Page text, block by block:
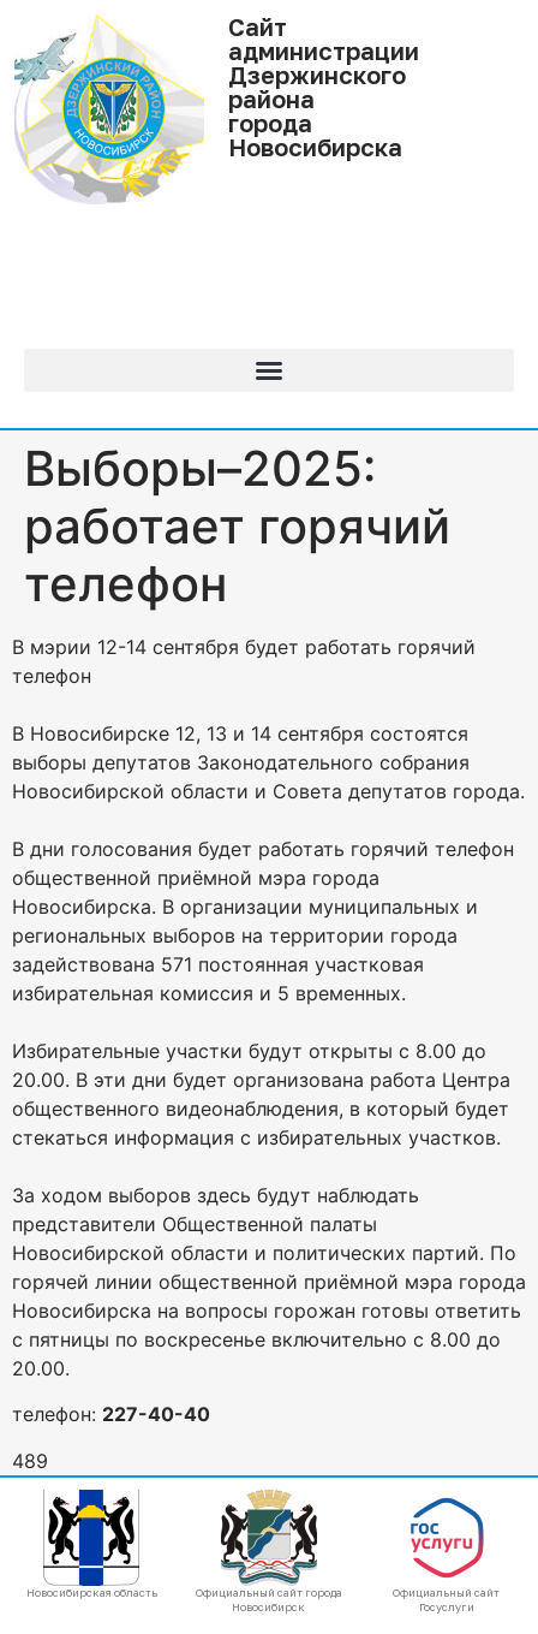
Cайт
администрации
Дзержинского
района
города
Новосибирска
Выборы–2025:
работает горячий
телефон
В мэрии 12-14 сентября будет работать горячий
телефон
В Новосибирске 12, 13 и 14 сентября состоятся
выборы депутатов Законодательного собрания
Новосибирской области и Совета депутатов города.
В дни голосования будет работать горячий телефон
общественной приёмной мэра города
Новосибирска. В организации муниципальных и
региональных выборов на территории города
задействована 571 постоянная участковая
избирательная комиссия и 5 временных.
Избирательные участки будут открыты с 8.00 до
20.00. В эти дни будет организована работа Центра
общественного видеонаблюдения, в который будет
стекаться информация с избирательных участков.
За ходом выборов здесь будут наблюдать
представители Общественной палаты
Новосибирской области и политических партий. По
горячей линии общественной приёмной мэра города
Новосибирска на вопросы горожан готовы ответить
с пятницы по воскресенье включительно с 8.00 до
20.00.
телефон: 227-40-40
489
Новосибирская область
Официальный сайт города
Новосибирск
Официальный сайт
Госуслуги